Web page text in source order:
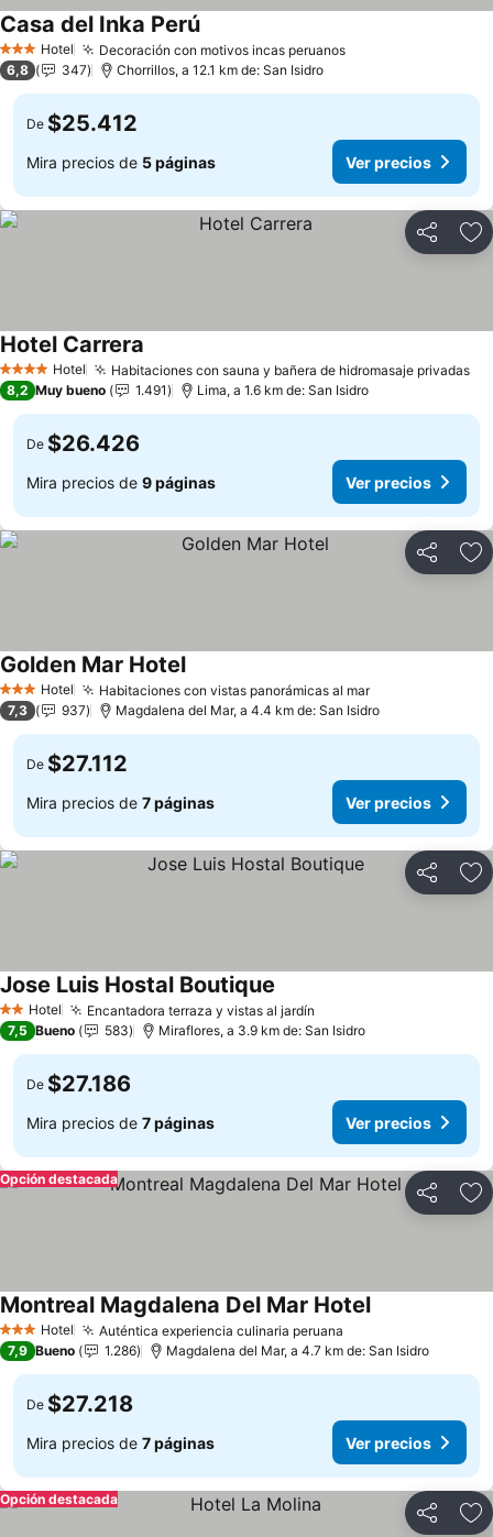
3 Estrellas
Hotel Decoración con motivos incas peruanos
Casa del Inka Perú
6,8 347 Chorrillos, a 12.1 km de: San Isidro
De $25.412
Mira precios de 5 páginas Ver precios
Compartir
4 EstrellasHotel Habitaciones con sauna y bañera de hidromasaje privadas
Hotel Carrera
8,2 Muy bueno 1.491 Lima, a 1.6 km de: San Isidro
De $26.426
Mira precios de 9 páginas Ver precios
Compartir
3 Estrellas
Hotel Habitaciones con vistas panorámicas al mar
Golden Mar Hotel
7,3 937 Magdalena del Mar, a 4.4 km de: San Isidro
De $27.112
Mira precios de 7 páginas Ver precios
Compartir
2 Estrellas
Hotel Encantadora terraza y vistas al jardín
Jose Luis Hostal Boutique
7,5 Bueno 583 Miraflores, a 3.9 km de: San Isidro
De $27.186
Mira precios de 7 páginas Ver precios
Compartir
Opción destacada
3 Estrellas
Hotel Auténtica experiencia culinaria peruana
Montreal Magdalena Del Mar Hotel
7,9 Bueno 1.286 Magdalena del Mar, a 4.7 km de: San Isidro
De $27.218
Mira precios de 7 páginas Ver precios
Compartir
Opción destacada